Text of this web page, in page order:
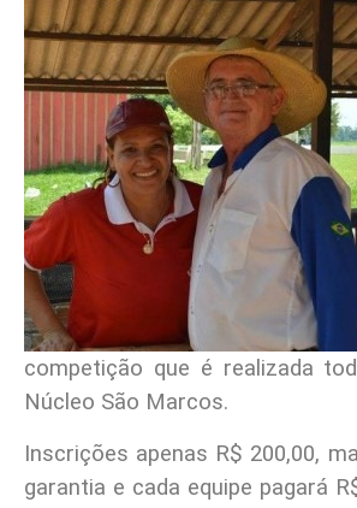
competição que é realizada
Núcleo São Marcos.
Inscrições apenas R$ 200,00,
garantia e cada equipe pagará